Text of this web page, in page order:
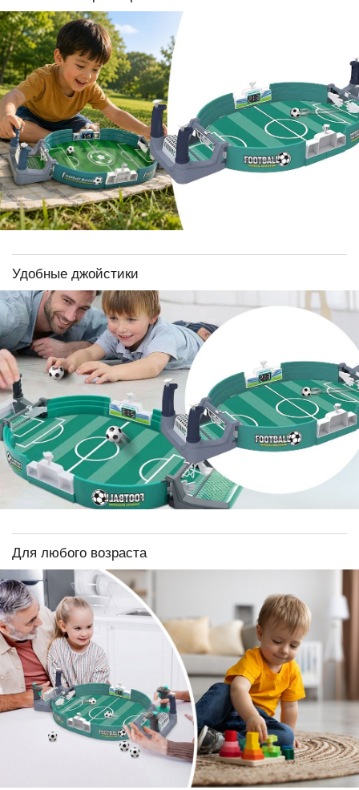
Удобные джойстики
Для любого возраста